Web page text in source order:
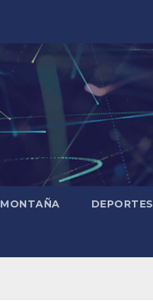
MONTAÑA DEPORTES